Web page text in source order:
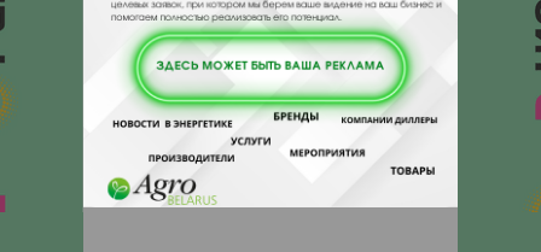
Отзывы
Чтобы оставить комментарий или
выставить рейтинг, нужноВойти
Зарегистрироваться